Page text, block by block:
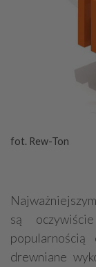
fot. Rew-Ton
są
drewniane